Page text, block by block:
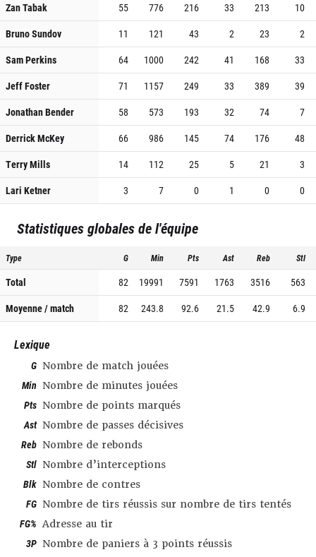
Zan Tabak
55 776 216 33 213
10
Bruno Sundov
11 121 43 2 23
2
Sam Perkins
64 1000 242 41 168
33
Jeff Foster
71 1157 249 33 389
39
Jonathan Bender
58 573 193 32 74
7
Derrick McKey
66 986 145 74 176
48
Terry Mills
14 112 25 5 21
3
Lari Ketner
3 7 0 1 0 0
Statistiques globales de l'équipe
Type G Min Pts Ast Reb Stl
Total 82 19991 7591 1763 3516
563
Moyenne / match
82 243.8 92.6 21.5 42.9 6.9
Lexique
G Nombre de match jouées
Min Nombre de minutes jouées
Pts Nombre de points marqués
Ast Nombre de passes décisives
Reb Nombre de rebonds
Stl Nombre d’interceptions
Blk Nombre de contres
FG Nombre de tirs réussis sur nombre de tirs tentés
FG% Adresse au tir
3P Nombre de paniers à 3 points réussis